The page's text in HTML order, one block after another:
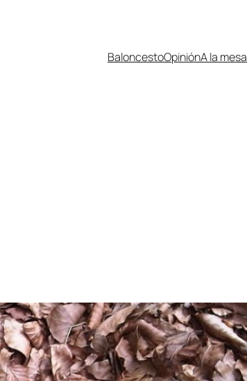
BaloncestoOpiniónA la mesa